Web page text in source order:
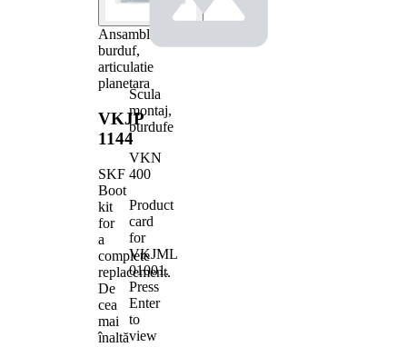
Ansamblu
burduf,
articulatie
planetara
VKJP
1144
SKF
Boot
kit
for
a
complete
replacement.
De
cea
mai
înaltă
Scula
montaj,
burdufe
VKN
400
Product
card
for
VKJML
01001.
Press
Enter
to
view